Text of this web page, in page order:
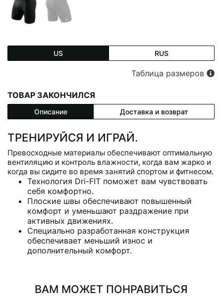
US RUS
Таблица размеров
ТОВАР ЗАКОНЧИЛСЯ
Описание Доставка и возврат
ТРЕНИРУЙСЯ И ИГРАЙ.
Превосходные материалы обеспечивают оптимальную
вентиляцию и контроль влажности, когда вам жарко и
когда вы сидите во время занятий спортом и фитнесом.
Технология Dri-FIT поможет вам чувствовать
себя комфортно.
Плоские швы обеспечивают повышенный
комфорт и уменьшают раздражение при
активных движениях.
Специально разработанная конструкция
обеспечивает меньший износ и
дополнительный комфорт.
ВАМ МОЖЕТ ПОНРАВИТЬСЯ